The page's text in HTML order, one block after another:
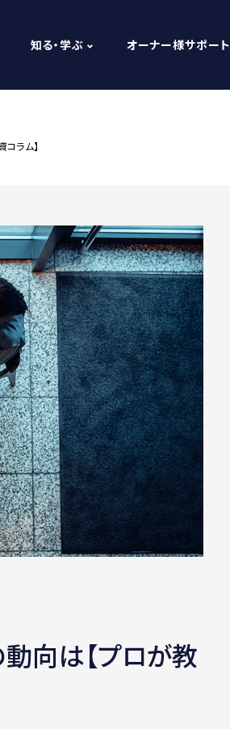
知る・学ぶ オーナー様サポート
ラム】
向は【プロが教